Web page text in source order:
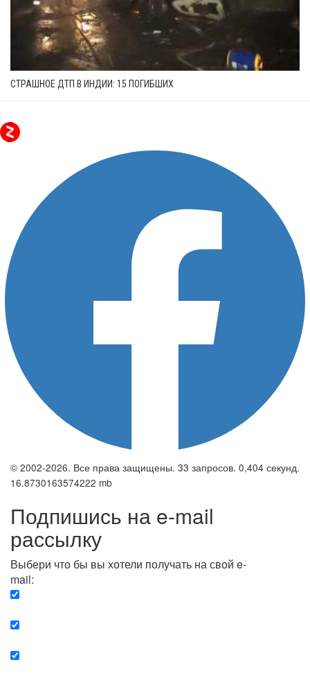
СТРАШНОЕ ДТП В ИНДИИ: 15 ПОГИБШИХ
© 2002-2026. Все права защищены. 33 запросов. 0,404 секунд.
16.8730163574222 mb
Подпишись на e-mail
рассылку
Выбери что бы вы хотели получать на свой e-
mail: